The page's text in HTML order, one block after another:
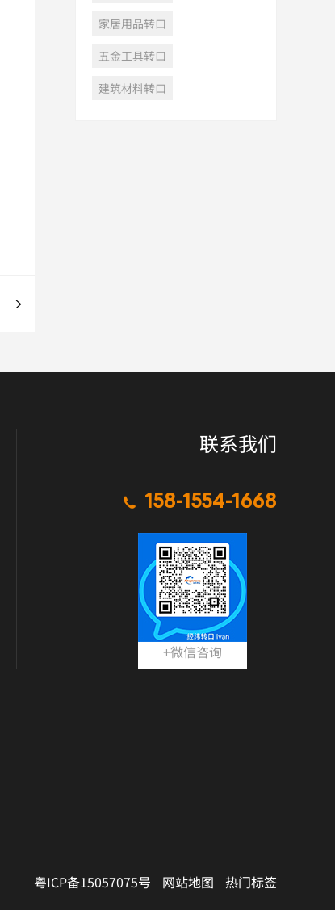
家居用品转口
五金工具转口
建筑材料转口
联系我们
 158-1554-1668
+微信咨询
粤ICP备15057075号 网站地图 热门标签